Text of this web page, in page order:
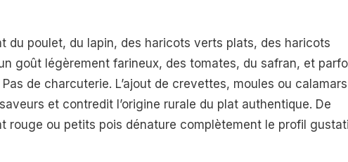
du poulet, du lapin, des haricots verts plats, des haricots
goût légèrement farineux, des tomates, du safran, et
de charcuterie. L’ajout de crevettes, moules ou calamars
et contredit l’origine rurale du plat authentique. De
rouge ou petits pois dénature complètement le profil